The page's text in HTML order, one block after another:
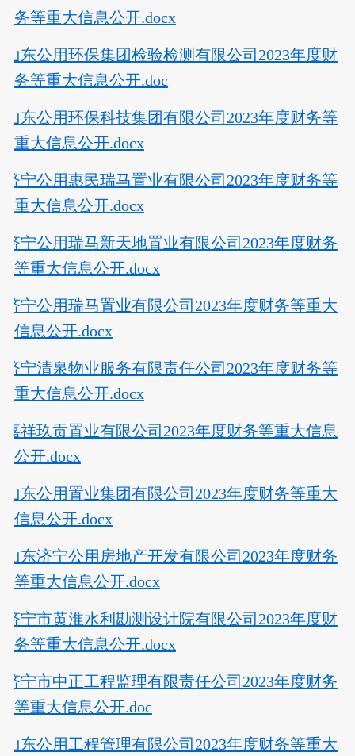
务等重大信息公开.docx
山东公用环保集团检验检测有限公司2023年度财
务等重大信息公开.doc
山东公用环保科技集团有限公司2023年度财务等
重大信息公开.docx
济宁公用惠民瑞马置业有限公司2023年度财务等
重大信息公开.docx
济宁公用瑞马新天地置业有限公司2023年度财务
等重大信息公开.docx
济宁公用瑞马置业有限公司2023年度财务等重大
信息公开.docx
济宁清泉物业服务有限责任公司2023年度财务等
重大信息公开.docx
嘉祥玖贡置业有限公司2023年度财务等重大信息
公开.docx
山东公用置业集团有限公司2023年度财务等重大
信息公开.docx
山东济宁公用房地产开发有限公司2023年度财务
等重大信息公开.docx
济宁市黄淮水利勘测设计院有限公司2023年度财
务等重大信息公开.docx
济宁市中正工程监理有限责任公司2023年度财务
等重大信息公开.doc
山东公用工程管理有限公司2023年度财务等重大